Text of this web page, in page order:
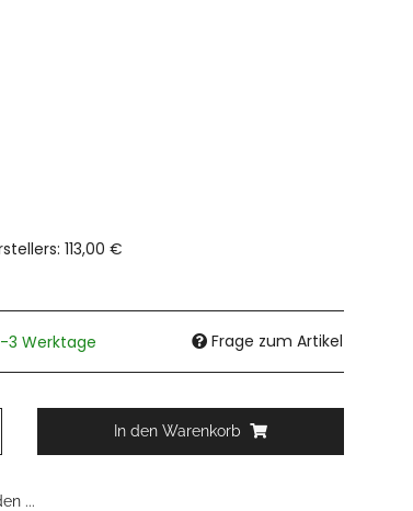
: 113,00 €
3 Werktage Frage zum Artikel
In den Warenkorb
...